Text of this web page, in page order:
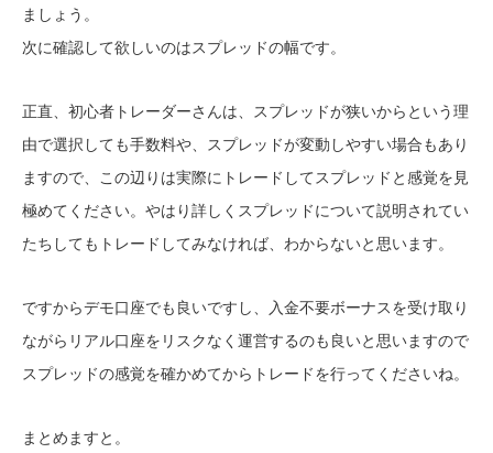
ましょう。
次に確認して欲しいのはスプレッドの幅です。
正直、初心者トレーダーさんは、スプレッドが狭いからという理
由で選択しても手数料や、スプレッドが変動しやすい場合もあり
ますので、この辺りは実際にトレードしてスプレッドと感覚を見
極めてください。やはり詳しくスプレッドについて説明されてい
たちしてもトレードしてみなければ、わからないと思います。
ですからデモ口座でも良いですし、入金不要ボーナスを受け取り
ながらリアル口座をリスクなく運営するのも良いと思いますので
スプレッドの感覚を確かめてからトレードを行ってくださいね。
まとめますと。